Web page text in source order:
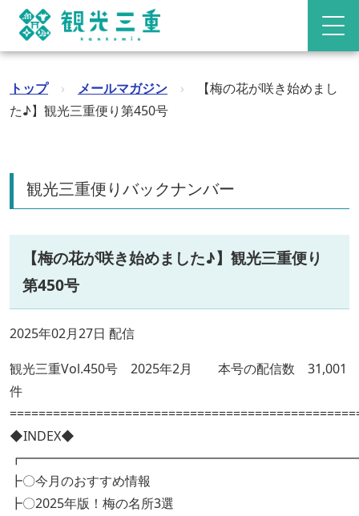
トップ › メールマガジン ›
【梅の花が咲き始めまし
た♪】観光三重便り第450号
観光三重便りバックナンバー
【梅の花が咲き始めました♪】観光三重便り
第450号
2025年02月27日 配信
観光三重Vol.450号 2025年2月 本号の配信数 31,001
件
◆INDEX◆
┣〇今月のおすすめ情報
┣〇2025年版！梅の名所3選